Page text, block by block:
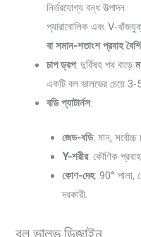
নির্ভরযোগ্য বন্ধ উত্পাদন.
প্যারাবোলিক এবং V-
বা সমান-শতাংশ প্রবাহ
চাপ ড্রপ: দুর্বিষহ পথ বাড়ে
একটি বল ভালভের চেয়ে 3-
বডি প্যাটার্নস:
জেড-বডি: মান,
Y-শরীর: কৌণিক
কোণ-দেহ: 90° পালা,
দরকারী.